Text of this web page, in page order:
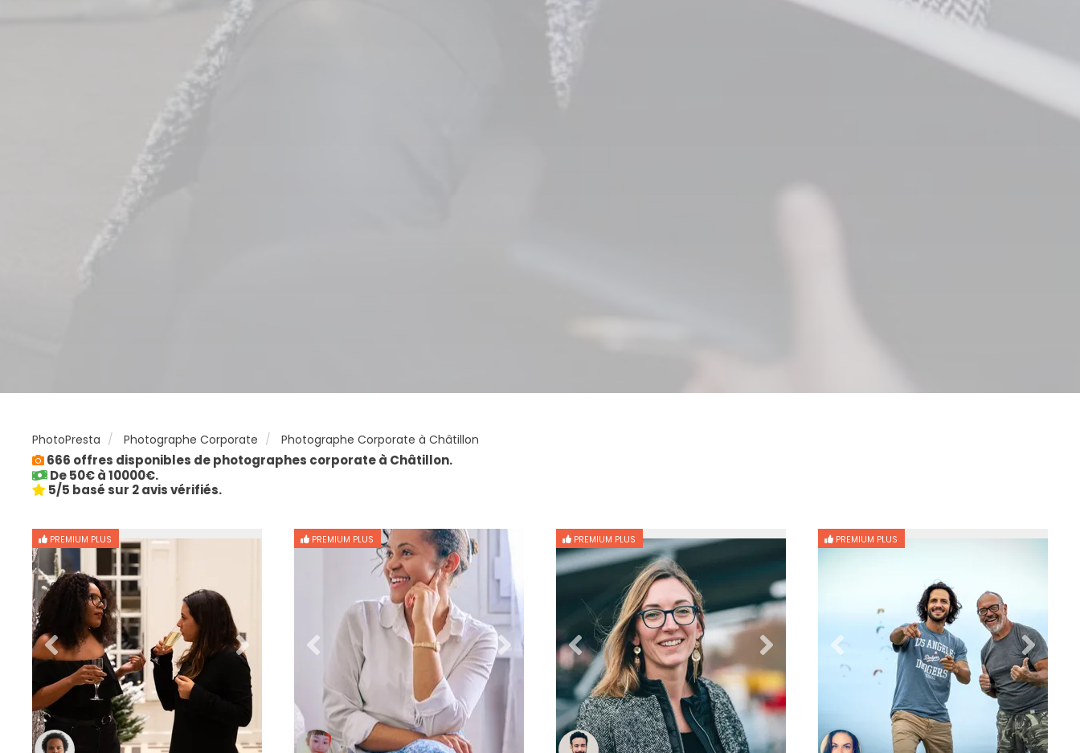
PhotoPresta Photographe Corporate Photographe Corporate à Châtillon
666 offres disponibles de photographes corporate à Châtillon.
De 50€ à 10000€.
5/5 basé sur 2 avis vérifiés.
PREMIUM PLUS PREMIUM PLUS PREMIUM PLUS PREMIUM PLUS